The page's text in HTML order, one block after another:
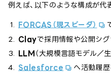
例えば、以下のような構成が代
FORCAS（現スピーダ）
Clayで採用情報や公開シ
LLM （大規模言語モデル／
Salesforce
へ活動履